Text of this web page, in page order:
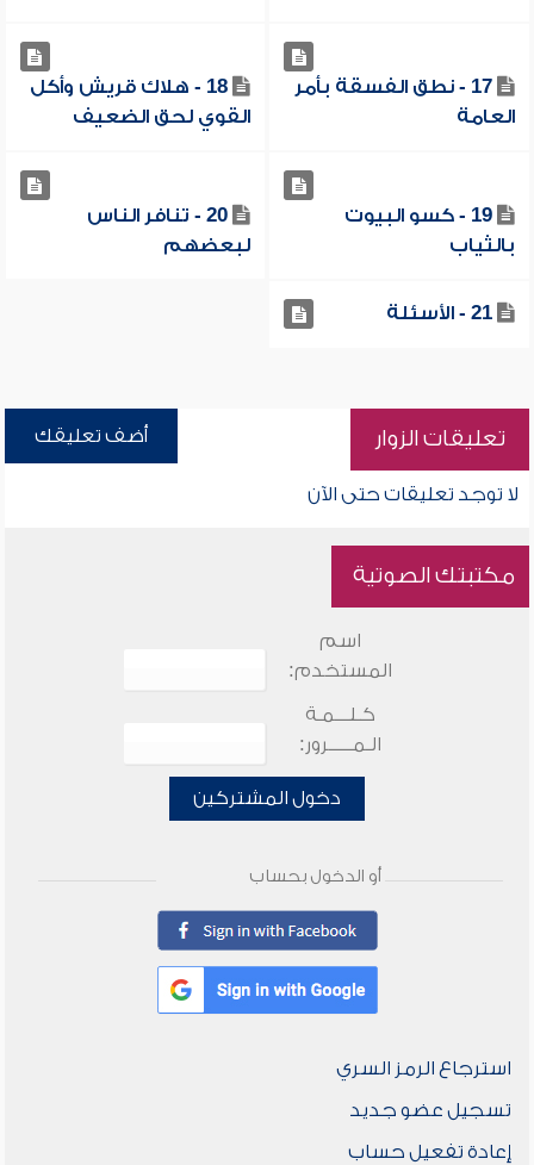
17 - نطق الفسقة بأمر
العامة
18 - هلاك قريش وأكل
القوي لحق الضعيف
19 - كسو البيوت
بالثياب
20 - تنافر الناس
لبعضهم
21 - الأسئلة
تعليقات الزوار أضف تعليقك
لا توجد تعليقات حتى الآن
مكتبتك الصوتية
اسم
المستخدم:
كـلـــمـة
الـمـــــرور:
دخول المشتركين
أو الدخول بحساب
استرجاع الرمز السري
تسجيل عضو جديد
إعادة تفعيل حساب